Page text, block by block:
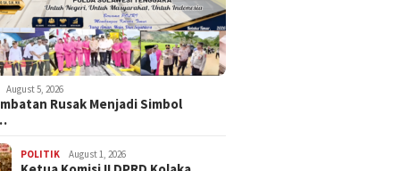
August 5, 2026
Rusak Menjadi Simbol
POLITIK August 1, 2026